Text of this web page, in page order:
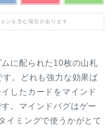
ンを含む場合があります
ムに配られた10枚の山札
。どれも強力な効果ば
したカードをマインド
。マインドバグはゲー
イミングで使うかがとて